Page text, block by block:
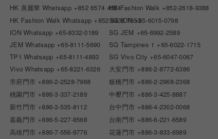
HK 美麗華 Whatsapp +852 6574 4024HK Fashion Walk +852-2618-9388
HK Fashion Walk Whatsapp +852 6438 7853
SG ION +65-6015-0798
ION Whatsapp +65-8332-0189 SG JEM +65-6992-2589
JEM Whatsapp +65-8111-5690 SG Tampines 1 +65-6022-1715
TP1 Whatsapp +65-8111-4893 SG Vivo City +65-6047-0067
Vivo Whatsapp +65-8221-6326 大安門市 +886-2-8772-6386
市府門市 +886-2-2528-7968 板橋門市 +886-2-2968-2368
桃園門市 +886-3-337-2189 中壢門市 +886-3-425-8887
新竹門市 +886-3-535-8112 台中門市 +886-4-2302-0068
嘉義門市 +886-5-227-8568 台南門市 +886-6-221-6589
高雄門市 +886-7-556-9776 花蓮門市 +886-3-833-6989